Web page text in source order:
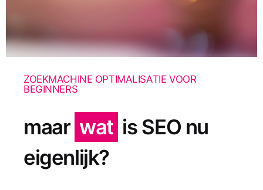
ZOEKMACHINE OPTIMALISATIE VOOR
BEGINNERS
maar wat is SEO nu
eigenlijk?